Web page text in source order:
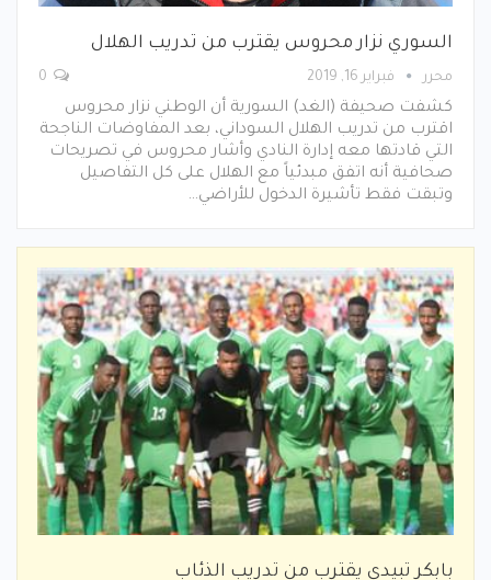
السوري نزار محروس يقترب من تدريب الهلال
محرر فبراير 16, 2019
كشفت صحيفة (الغد) السورية أن الوطني نزار محروس
اقترب من تدريب الهلال السوداني، بعد المفاوضات الناجحة
التي قادتها معه إدارة النادي وأشار محروس في تصريحات
صحافية أنه اتفق مبدئياً مع الهلال على كل التفاصيل
وتبقت فقط تأشيرة الدخول للأراضي…
بابكر تبيدي يقترب من تدريب الذئاب